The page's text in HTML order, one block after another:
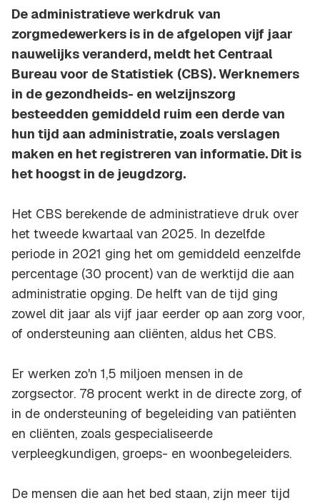
De administratieve werkdruk van
zorgmedewerkers is in de afgelopen vijf jaar
nauwelijks veranderd, meldt het Centraal
Bureau voor de Statistiek (CBS). Werknemers
in de gezondheids- en welzijnszorg
besteedden gemiddeld ruim een derde van
hun tijd aan administratie, zoals verslagen
maken en het registreren van informatie. Dit is
het hoogst in de jeugdzorg.
Het CBS berekende de administratieve druk over
het tweede kwartaal van 2025. In dezelfde
periode in 2021 ging het om gemiddeld eenzelfde
percentage (30 procent) van de werktijd die aan
administratie opging. De helft van de tijd ging
zowel dit jaar als vijf jaar eerder op aan zorg voor,
of ondersteuning aan cliënten, aldus het CBS.
Er werken zo'n 1,5 miljoen mensen in de
zorgsector. 78 procent werkt in de directe zorg, of
in de ondersteuning of begeleiding van patiënten
en cliënten, zoals gespecialiseerde
verpleegkundigen, groeps- en woonbegeleiders.
De mensen die aan het bed staan, zijn meer tijd